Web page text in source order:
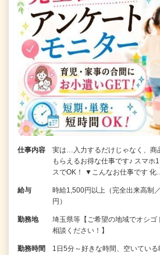
仕事内容
実は…入力するだけじゃなく、商
もらえるお得な仕事です♪ スマホ
スでOK！ ▼こんなお仕事です
給与
時給1,500円以上（完全出来高制
円）
勤務地
埼玉県等【ご希望の地域でオシ
相談ください！】
勤務時間
1日5分～好きな時間、空いてい